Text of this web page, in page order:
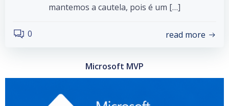
mantemos a cautela, pois é um […]
0 read more
Microsoft MVP